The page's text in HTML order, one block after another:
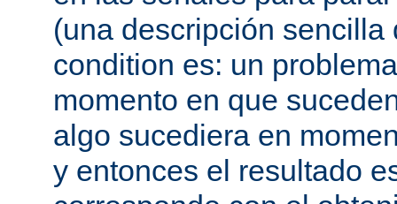
(una descripción sencilla
condition es: un
momento en que
algo sucediera en
y entonces el resultado